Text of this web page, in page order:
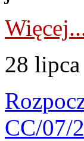
28
CC/07/